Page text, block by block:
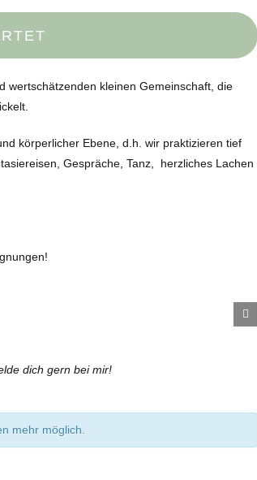
wertschätzenden kleinen Gemeinschaft, die
körperlicher Ebene, d.h. wir praktizieren tief
Gespräche, Tanz, herzliches Lachen
dich gern bei mir!
mehr möglich.